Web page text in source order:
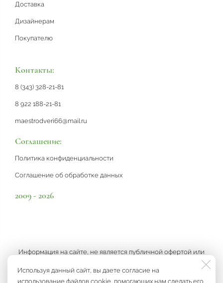
Используя данный сайт, вы даете согласие на
использование файлов cookie, помогающих нам сделать его
Доставка
Дизайнерам
Покупателю
Контакты:
8 (343) 328-21-81
8 922 188-21-81
maestrodveri66@mail.ru
Соглашение:
Политика конфиденциальности
Соглашение об обработке данных
2009 - 2026
Информация на сайте, не является публичной офертой или
рекламой, а носит информационный характер и может быть
изменена по усмотрению компании.